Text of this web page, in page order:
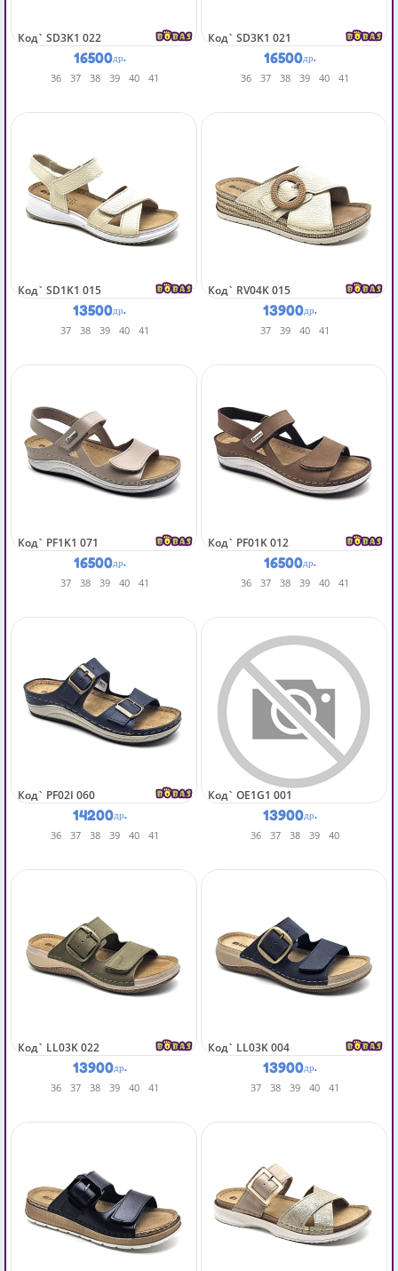
Код` SD3K1 022
16500др.
36 37 38 39 40 41
Код` SD3K1 021
16500др.
36 37 38 39 40 41
Код` SD1K1 015
13500др.
37 38 39 40 41
Код` RV04K 015
13900др.
37 39 40 41
Код` PF1K1 071
16500др.
37 38 39 40 41
Код` PF01K 012
16500др.
36 37 38 39 40 41
Код` PF02I 060
14200др.
36 37 38 39 40 41
Код` OE1G1 001
13900др.
36 37 38 39 40
Код` LL03K 022
13900др.
36 37 38 39 40 41
Код` LL03K 004
13900др.
37 38 39 40 41